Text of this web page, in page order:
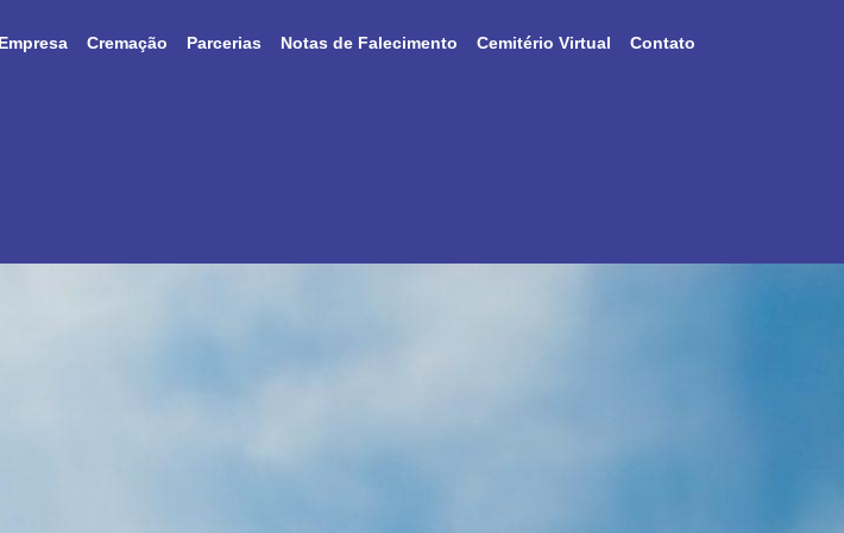
Empresa Cremação Parcerias Notas de Falecimento Cemitério Virtual Contato